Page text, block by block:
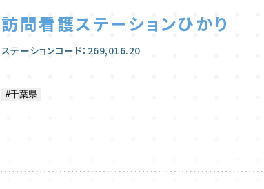
訪問看護ステーションひかり
ステーションコード：269,016.20